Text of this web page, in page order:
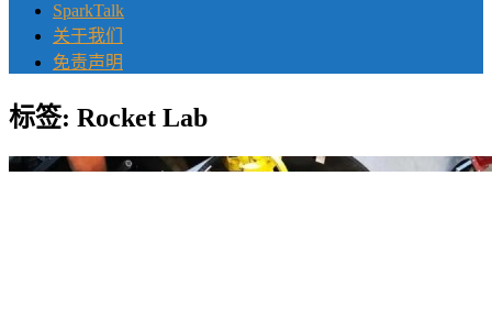
SparkTalk
关于我们
免责声明
标签: Rocket Lab